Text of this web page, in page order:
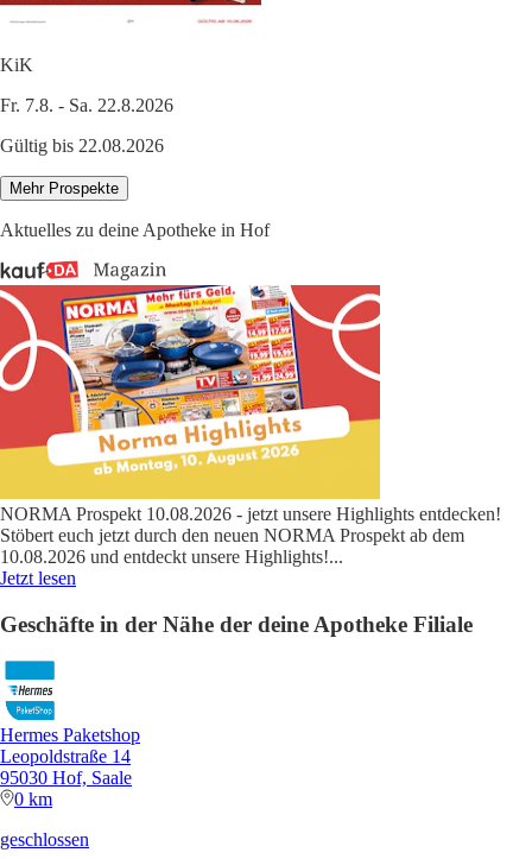
KiK
Fr. 7.8. - Sa. 22.8.2026
Gültig bis 22.08.2026
Mehr Prospekte
Aktuelles zu deine Apotheke in Hof
NORMA Prospekt 10.08.2026 - jetzt unsere Highlights entdecken!
Stöbert euch jetzt durch den neuen NORMA Prospekt ab dem
10.08.2026 und entdeckt unsere Highlights!...
Jetzt lesen
Geschäfte in der Nähe der deine Apotheke Filiale
Hermes Paketshop
Leopoldstraße 14
95030 Hof, Saale
0 km
geschlossen